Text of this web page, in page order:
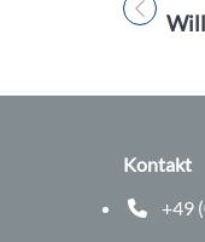
Kontakt
+49